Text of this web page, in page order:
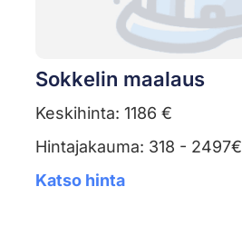
Sokkelin maalaus
Keskihinta: 1186 €
Hintajakauma: 318 - 2497€
Katso hinta